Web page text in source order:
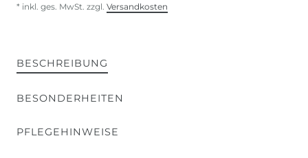
* inkl. ges. MwSt. zzgl. Versandkosten
BESCHREIBUNG
BESONDERHEITEN
PFLEGEHINWEISE